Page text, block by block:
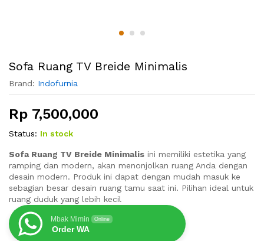
Sofa Ruang TV Breide Minimalis
Brand: Indofurnia
Rp 7,500,000
Status: In stock
Sofa Ruang TV Breide Minimalis ini memiliki estetika yang
ramping dan modern, akan menonjolkan ruang Anda dengan
desain modern. Produk ini dapat dengan mudah masuk ke
sebagian besar desain ruang tamu saat ini. Pilihan ideal untuk
ruang duduk yang lebih kecil
Mbak Mimin Online
Order WA